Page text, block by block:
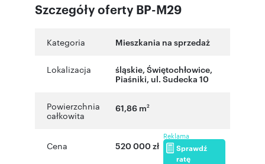
Szczegóły oferty BP-M29
Kategoria Mieszkania na sprzedaż
Lokalizacja śląskie, Świętochłowice,
Piaśniki, ul. Sudecka 10
Powierzchnia
całkowita
61,86 m2
Cena 520 000 zł
Reklama
Sprawdź
ratę